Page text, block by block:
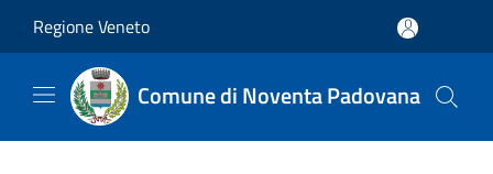
Regione Veneto
Comune di Noventa Padovana